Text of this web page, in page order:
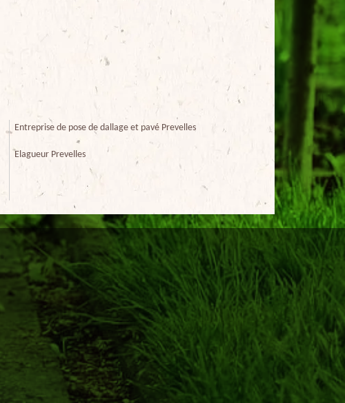
Entreprise de pose de dallage et pavé Prevelles
Elagueur Prevelles